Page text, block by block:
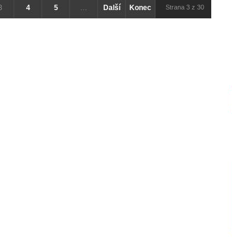
4 5 … Další Konec Strana 3 z 30